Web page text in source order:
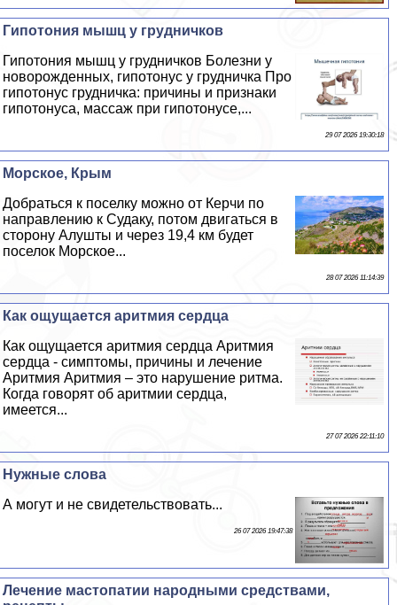
Гипотония мышц у грудничков
Гипотония мышц у грудничков Болезни у
новорожденных, гипотонус у грудничка Про
гипотонус грудничка: причины и признаки
гипотонуса, массаж при гипотонусе,...
29 07 2026 19:30:18
Морское, Крым
Добраться к поселку можно от Керчи по
направлению к Судаку, потом двигаться в
сторону Алушты и через 19,4 км будет
поселок Морское...
28 07 2026 11:14:39
Как ощущается аритмия сердца
Как ощущается аритмия сердца Аритмия
сердца - симптомы, причины и лечение
Аритмия Аритмия – это нарушение ритма.
Когда говорят об аритмии сердца,
имеется...
27 07 2026 22:11:10
Нужные слова
А могут и не свидетельствовать...
26 07 2026 19:47:38
Лечение мастопатии народными средствами,